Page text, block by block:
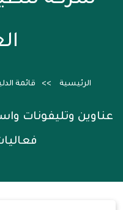
الرئيسية قائمة
عناوين وتليفونات